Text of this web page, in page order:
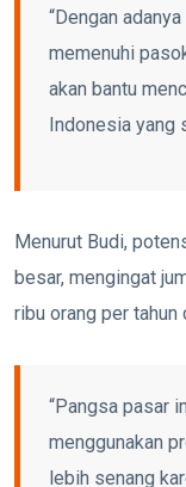
“Dengan
memenuhi
akan bantu
Indonesia yang
Menurut Budi,
besar, mengingat
ribu orang per tahun
“Pangsa pasar
menggunakan
lebih senang